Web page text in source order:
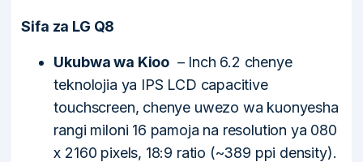
Sifa za LG Q8
Ukubwa wa Kioo– Inch 6.2 chenye
teknolojia ya IPS LCD capacitive
touchscreen, chenye uwezo wa kuonyesha
rangi miloni 16 pamoja na resolution ya 080
x 2160 pixels, 18:9 ratio (~389 ppi density).